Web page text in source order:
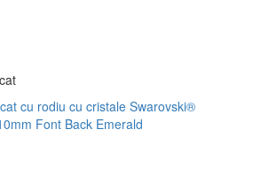
cu rodiu cu cristale Swarovski®
Font Back Emerald